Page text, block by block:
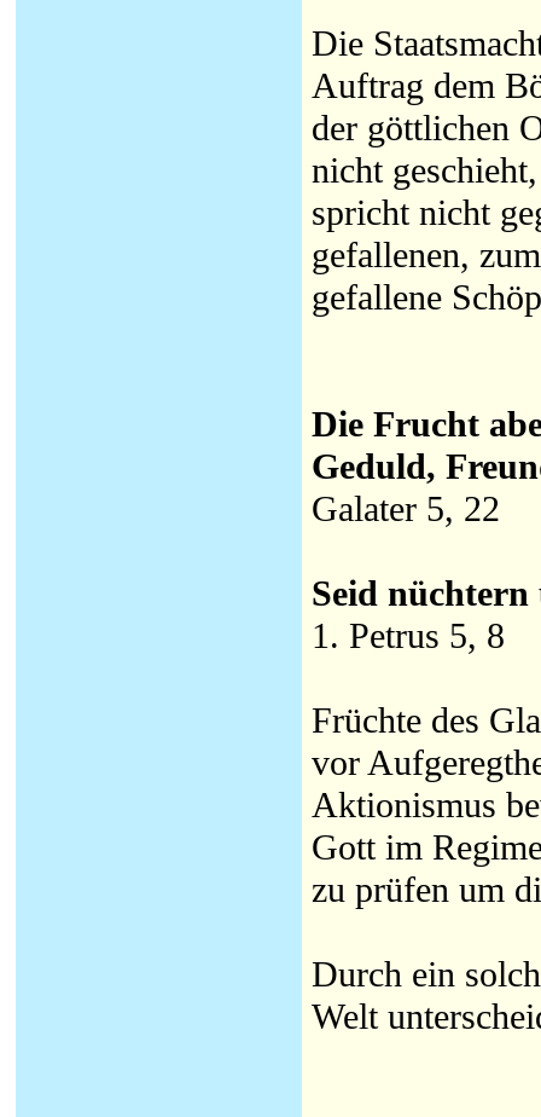
Die
Auftrag dem
der göttlichen
nicht
spricht nicht
gefallenen,
gefallene
Die Frucht
Geduld,
Galater 5, 22
Seid
1. Petrus 5, 8
Früchte des
vor
Aktionismus
Gott im
zu prüfen um
Durch ein
Welt